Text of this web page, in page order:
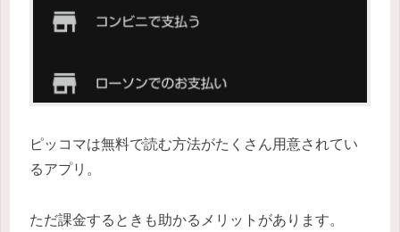
ピッコマは無料で読む方法がたくさん用意されてい
るアプリ。
ただ課金するときも助かるメリットがあります。